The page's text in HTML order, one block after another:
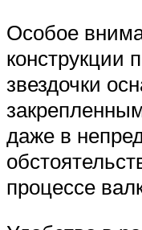
Особое
конструкции
звездочки
даже в
процессе